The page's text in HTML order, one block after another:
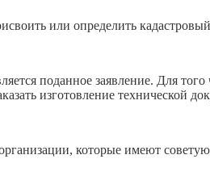
или определить
поданное заявление. Для
изготовление технической
которые имеют